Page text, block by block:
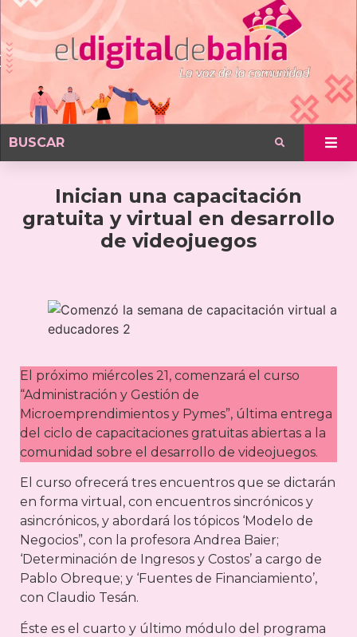
Inician una capacitación
gratuita y virtual en desarrollo
de videojuegos
El próximo miércoles 21, comenzará el curso
“Administración y Gestión de
Microemprendimientos y Pymes”, última entrega
del ciclo de capacitaciones gratuitas abiertas a la
comunidad sobre el desarrollo de videojuegos.
El curso ofrecerá tres encuentros que se dictarán
en forma virtual, con encuentros sincrónicos y
asincrónicos, y abordará los tópicos ‘Modelo de
Negocios”, con la profesora Andrea Baier;
‘Determinación de Ingresos y Costos’ a cargo de
Pablo Obreque; y ‘Fuentes de Financiamiento’,
con Claudio Tesán.
Éste es el cuarto y último módulo del programa